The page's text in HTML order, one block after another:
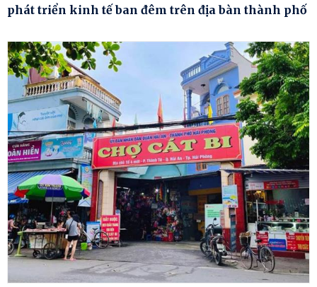
phát triển kinh tế ban đêm trên địa bàn thành phố